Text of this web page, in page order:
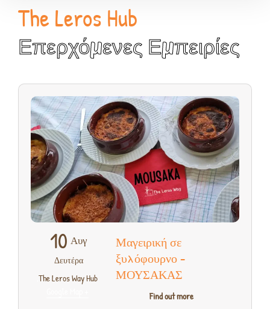
The Leros Hub
Επερχόμενες Εμπειρίες
Μαγειρική σε
ξυλόφουρνο –
ΜΟΥΣΑΚΑΣ
Find out more
10 Αυγ
Δευτέρα
The Leros Way Hub
,